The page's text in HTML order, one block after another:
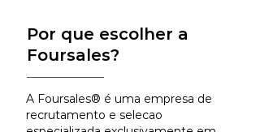
Por que escolher a
Foursales?
A Foursales® é uma empresa de
recrutamento e selecao